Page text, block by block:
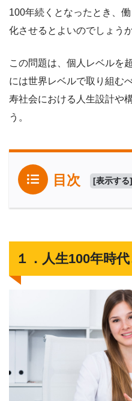
100年続くとなったとき、
化させるとよいのでしょうか
この問題は、個人レベルを
には世界レベルで取り組む
寿社会における人生設計や
う。
目次 [表示する]
１．人生100年時